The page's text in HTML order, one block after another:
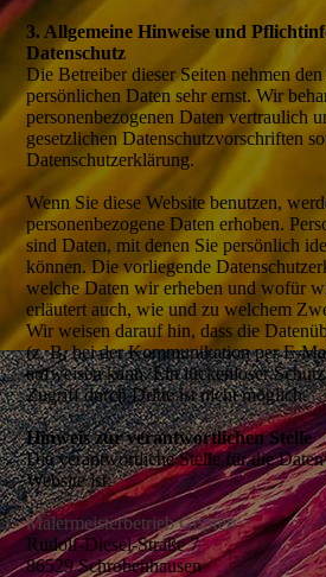
3. Allgemeine Hinweise und
Datenschutz
Die Betreiber dieser Seiten nehmen
persönlichen Daten sehr ernst. Wir
personenbezogenen Daten vertraulich
gesetzlichen Datenschutzvorschriften
Datenschutzerklärung.
Wenn Sie diese Website benutzen,
personenbezogene Daten erhoben.
sind Daten, mit denen Sie persönlich
können. Die vorliegende
welche Daten wir erheben und wofür
erläutert auch, wie und zu welchem
Wir weisen darauf hin, dass die
(z. B. bei der Kommunikation per E-
aufweisen kann. Ein lückenloser
Zugriff durch Dritte ist nicht möglich.
Hinweis zur verantwortlichen Stelle
Die verantwortliche Stelle für die
Website ist:
Malermeisterbetrieb Göpfert
Rudolf-Diesel-Straße 7
86529 Schrobenhausen